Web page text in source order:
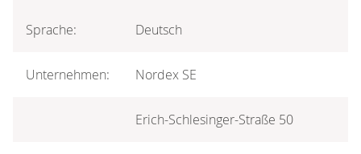
Sprache: Deutsch
Unternehmen: Nordex SE
Erich-Schlesinger-Straße 50